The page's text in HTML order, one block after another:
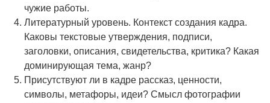
чужие работы.
Литературный уровень. Контекст создания кадра.
Каковы текстовые утверждения, подписи,
заголовки, описания, свидетельства, критика? Какая
доминирующая тема, жанр?
Присутствуют ли в кадре рассказ, ценности,
символы, метафоры, идеи? Смысл фотографии